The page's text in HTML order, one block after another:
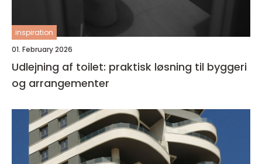
inspiration
01. February 2026
Udlejning af toilet: praktisk løsning til byggeri
og arrangementer